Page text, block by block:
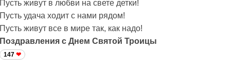
Пусть живут в любви на свете детки!
Пусть удача ходит с нами рядом!
Пусть живут все в мире так, как надо!
Поздравления с Днем Святой Троицы
147